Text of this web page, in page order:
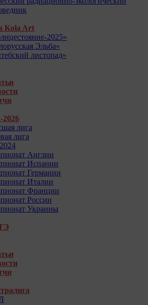
Kola Art
2025»
Эльба»
листопад»
лига
лига
Англии
Испании
Германии
Италии
Франции
России
Украины